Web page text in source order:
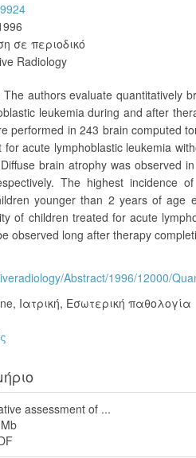
σε περιοδικό
Radiology
The authors evaluate
leukemia during and after
performed in 243 brain computed
acute lymphoblastic leukemia
brain atrophy was observed
The highest incidence
younger than 2 years of age
of children treated for acute
observed long after therapy
Abstract/1996/12000/
, Ιατρική, Εσωτερική παθολογία
assessment of ...